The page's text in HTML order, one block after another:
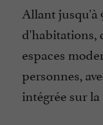
Ouvert 7 jour
Parking
Parle allemand
Parle anglais
Allant jusqu'à
d'habitations,
espaces
personnes,
intégrée sur la